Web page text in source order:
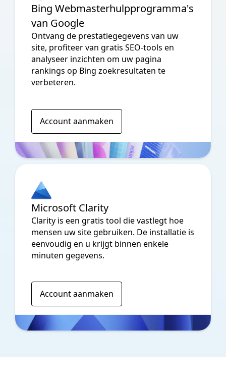
Bing Webmasterhulpprogramma's
van Google
Ontvang de prestatiegegevens van uw
site, profiteer van gratis SEO-tools en
analyseer inzichten om uw pagina
rankings op Bing zoekresultaten te
verbeteren.
Account aanmaken
Microsoft Clarity
Clarity is een gratis tool die vastlegt hoe
mensen uw site gebruiken. De installatie is
eenvoudig en u krijgt binnen enkele
minuten gegevens.
Account aanmaken